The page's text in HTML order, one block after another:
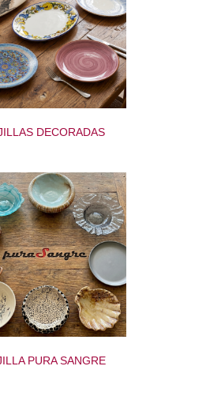
DECORADAS
PURA SANGRE